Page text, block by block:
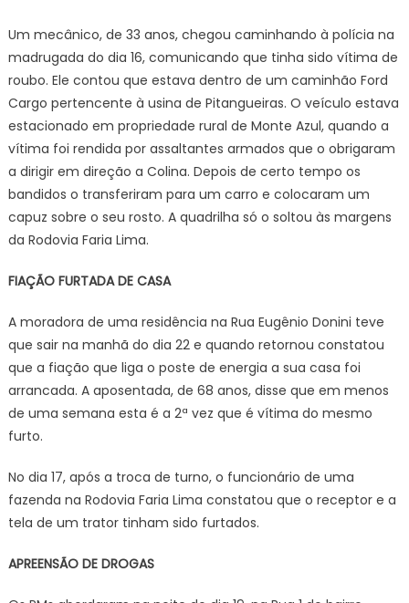
Um mecânico, de 33 anos, chegou caminhando à polícia na
madrugada do dia 16, comunicando que tinha sido vítima de
roubo. Ele contou que estava dentro de um caminhão Ford
Cargo pertencente à usina de Pitangueiras. O veículo estava
estacionado em propriedade rural de Monte Azul, quando a
vítima foi rendida por assaltantes armados que o obrigaram
a dirigir em direção a Colina. Depois de certo tempo os
bandidos o transferiram para um carro e colocaram um
capuz sobre o seu rosto. A quadrilha só o soltou às margens
da Rodovia Faria Lima.
FIAÇÃO FURTADA DE CASA
A moradora de uma residência na Rua Eugênio Donini teve
que sair na manhã do dia 22 e quando retornou constatou
que a fiação que liga o poste de energia a sua casa foi
arrancada. A aposentada, de 68 anos, disse que em menos
de uma semana esta é a 2ª vez que é vítima do mesmo
furto.
No dia 17, após a troca de turno, o funcionário de uma
fazenda na Rodovia Faria Lima constatou que o receptor e a
tela de um trator tinham sido furtados.
APREENSÃO DE DROGAS